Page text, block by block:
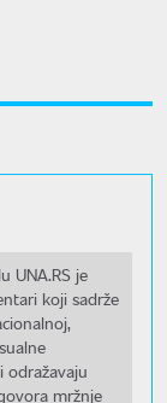
UNA.RS je
koji sadrže
odražavaju
mržnje